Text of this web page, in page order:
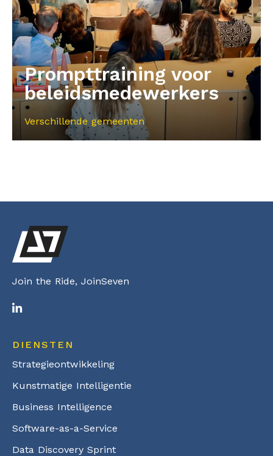
Prompttraining voor
beleidsmedewerkers
Verschillende gemeenten
Join the Ride, JoinSeven
DIENSTEN
Strategieontwikkeling
Kunstmatige Intelligentie
Business Intelligence
Software-as-a-Service
Data Discovery Sprint